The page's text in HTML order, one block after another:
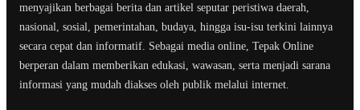
menyajikan berbagai berita dan artikel seputar peristiwa daerah,
nasional, sosial, pemerintahan, budaya, hingga isu-isu terkini lainnya
secara cepat dan informatif. Sebagai media online, Tepak Online
berperan dalam memberikan edukasi, wawasan, serta menjadi sarana
informasi yang mudah diakses oleh publik melalui internet.